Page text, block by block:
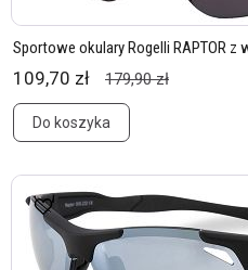
Sportowe okulary Rogelli RAPTOR z
109,70 zł 179,90 zł
Do koszyka